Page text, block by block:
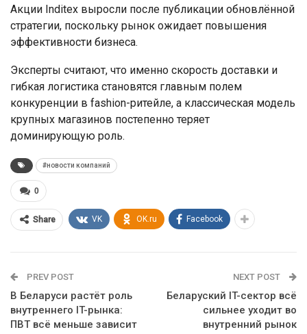
Акции Inditex выросли после публикации обновлённой
стратегии, поскольку рынок ожидает повышения
эффективности бизнеса.
Эксперты считают, что именно скорость доставки и
гибкая логистика становятся главным полем
конкуренции в fashion-ритейле, а классическая модель
крупных магазинов постепенно теряет
доминирующую роль.
#новости компаний
0
Share VK OK.ru Facebook
PREV POST
В Беларуси растёт роль
внутреннего IT-рынка:
ПВТ всё меньше зависит
NEXT POST
Беларуский IT-сектор всё
сильнее уходит во
внутренний рынок